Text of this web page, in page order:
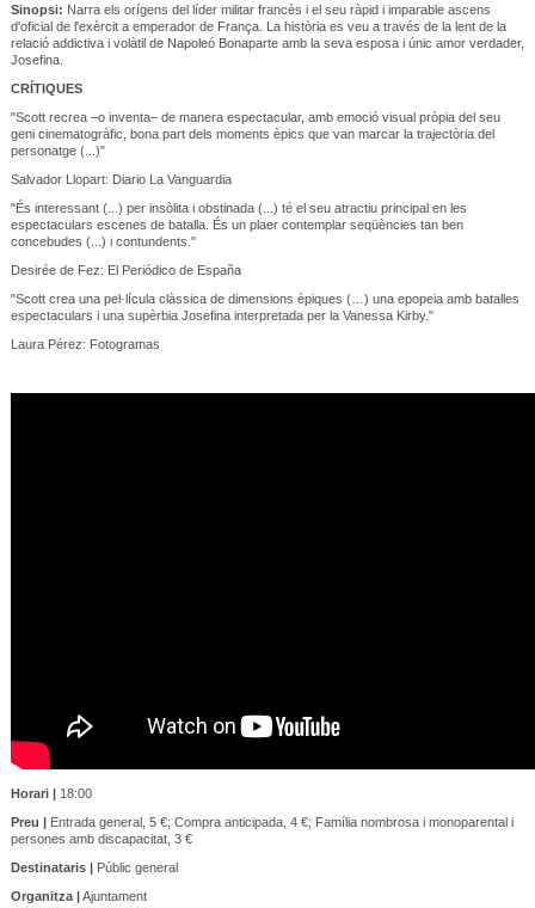
Sinopsi: Narra els orígens del líder militar francès i el seu ràpid i imparable ascens
d'oficial de l'exèrcit a emperador de França. La història es veu a través de la lent de la
relació addictiva i volàtil de Napoleó Bonaparte amb la seva esposa i únic amor verdader,
Josefina.
CRÍTIQUES
"Scott recrea –o inventa– de manera espectacular, amb emoció visual pròpia del seu
geni cinematogràfic, bona part dels moments èpics que van marcar la trajectòria del
personatge (...)"
Salvador Llopart: Diario La Vanguardia
"És interessant (...) per insòlita i obstinada (...) té el seu atractiu principal en les
espectaculars escenes de batalla. És un plaer contemplar seqüències tan ben
concebudes (...) i contundents."
Desirée de Fez: El Periódico de España
"Scott crea una pel·lícula clàssica de dimensions èpiques (…) una epopeia amb batalles
espectaculars i una supèrbia Josefina interpretada per la Vanessa Kirby."
Laura Pérez: Fotogramas
Horari |18:00
Preu |Entrada general, 5 €; Compra anticipada, 4 €; Família nombrosa i monoparental i
persones amb discapacitat, 3 €
Destinataris |Públic general
Organitza |Ajuntament